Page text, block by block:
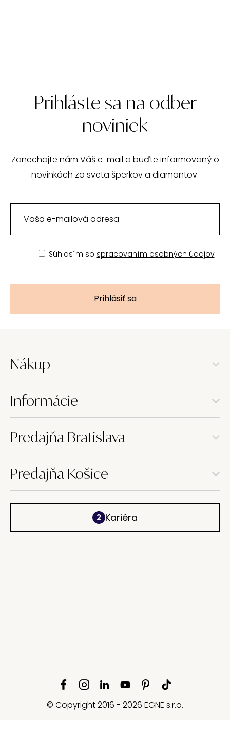
Prihláste sa na odber
noviniek
Zanechajte nám Váš e-mail a buďte informovaný o
novinkách zo sveta šperkov a diamantov.
Súhlasím so spracovaním osobných údajov
Prihlásiť sa
Nákup
Informácie
Predajňa Bratislava
Predajňa Košice
2 Kariéra
© Copyright 2016 - 2026 EGNE s.r.o.